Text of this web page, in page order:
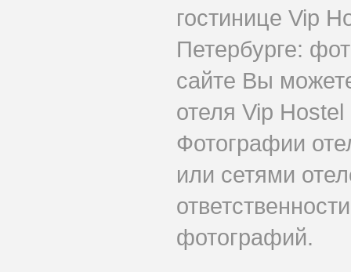
гостинице Vip
Петербурге:
сайте Вы
отеля Vip
Фотографии
или сетями
фотографий.